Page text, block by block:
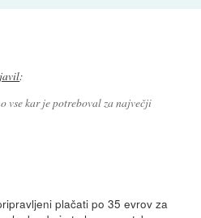
:
vse kar je potreboval za največji
plačati po 35 evrov za